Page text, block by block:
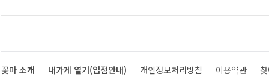
꽃마 소개 내가게 열기(입점안내) 개인정보처리방침 이용약관